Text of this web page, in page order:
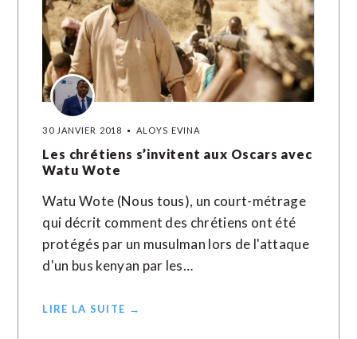
30 JANVIER 2018 ALOYS EVINA
Les chrétiens s’invitent aux Oscars avec
Watu Wote
Watu Wote (Nous tous), un court-métrage
qui décrit comment des chrétiens ont été
protégés par un musulman lors de l'attaque
d'un bus kenyan par les…
LIRE LA SUITE →